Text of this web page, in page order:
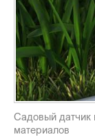
Садовый датчик
материалов